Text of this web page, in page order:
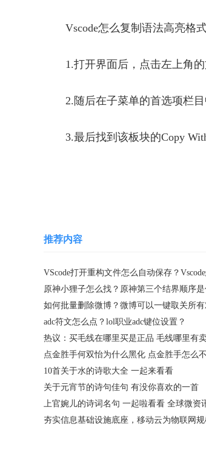
Vscode怎么复制语法高亮格
1.打开界面后，点击左上角
2.随后在子菜单的首选项栏
3.最后找到该板块的Copy
推荐内容
原神小狸子怎么找？原神第三个结界顺序是
如何批量删除微博？微博可以一键取关所有
adc符文怎么点？lol职业adc键位设置？
热议：买毛线在哪里买是正品 毛线哪里有
点金胜手何双怡为什么黑化 点金胜手怎么
10首关于水的诗歌大全 一起来看看
关于元宵节的诗句佳句 有没你喜欢的一首
上官婉儿的诗词名句 一起啦看看 全球微资
夯实信息基础设施底座，移动云为物联网规